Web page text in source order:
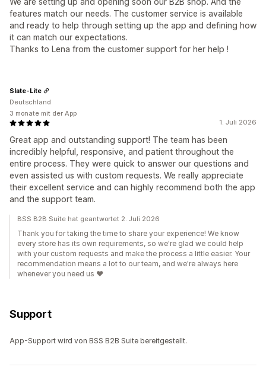
features match our needs. The customer service is available
and ready to help through setting up the app and defining how
it can match our expectations.
Thanks to Lena from the customer support for her help !
1. Juli 2026
Great app and outstanding support! The team has been
incredibly helpful, responsive, and patient throughout the
entire process. They were quick to answer our questions and
even assisted us with custom requests. We really appreciate
their excellent service and can highly recommend both the app
and the support team.
Slate-Lite
Deutschland
3 monate mit der App
BSS B2B Suite hat geantwortet 2. Juli 2026
Thank you for taking the time to share your experience! We know
every store has its own requirements, so we're glad we could help
with your custom requests and make the process a little easier. Your
recommendation means a lot to our team, and we're always here
whenever you need us ♥️
Support
App-Support wird von BSS B2B Suite bereitgestellt.